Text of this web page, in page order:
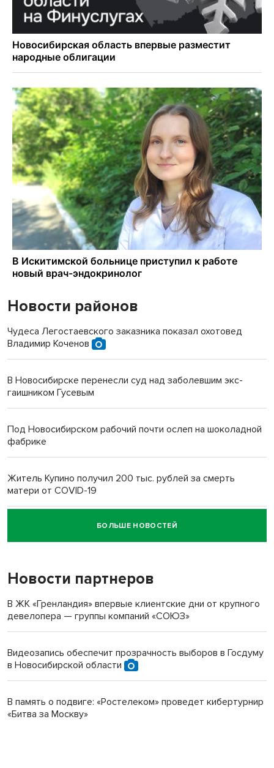
Новости районов
Чудеса Легостаевского заказника показал охотовед
Владимир Коченов
В Новосибирске перенесли суд над заболевшим экс-
гаишником Гусевым
Под Новосибирском рабочий почти ослеп на шоколадной
фабрике
Житель Купино получил 200 тыс. рублей за смерть
матери от COVID-19
Новосибирский суд наказал водителя за смерть
пенсионерки на вокзале
БОЛЬШЕ НОВОСТЕЙ
Новости партнеров
В ЖК «Гренландия» впервые клиентские дни от крупного
девелопера — группы компаний «СОЮЗ»
Видеозапись обеспечит прозрачность выборов в Госдуму
в Новосибирской области
В память о подвиге: «Ростелеком» проведет кибертурнир
«Битва за Москву»